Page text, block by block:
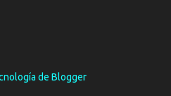
de Blogger